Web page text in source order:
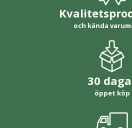
och kända
30
öppet köp